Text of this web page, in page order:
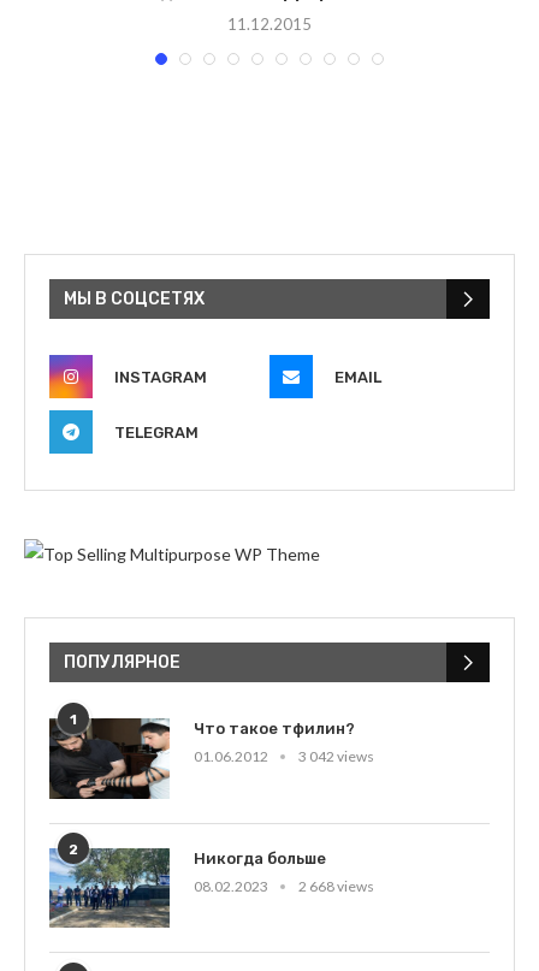
11.12.2015
МЫ В СОЦСЕТЯХ
INSTAGRAM EMAIL
TELEGRAM
ПОПУЛЯРНОЕ
1
Что такое тфилин?
01.06.2012
3 042 views
2
Никогда больше
08.02.2023
2 668 views